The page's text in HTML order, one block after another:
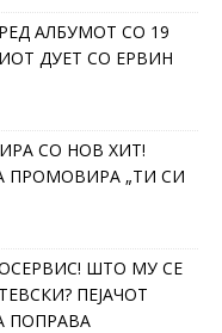
АЛБУМОТ СО 19
ДУЕТ СО ЕРВИН
СО НОВ ХИТ!
ПРОМОВИРА „ТИ СИ
ШТО МУ СЕ
ПЕЈАЧОТ
ПОПРАВА